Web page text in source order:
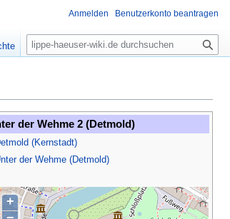
der Wehme 2 (Detmold)
(Kernstadt)
der Wehme (Detmold)
+
Anmelden Benutzerkonto beantragen
S
u
e